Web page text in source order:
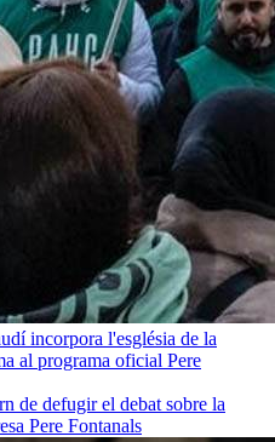
incorpora l'església de la
al programa oficial Pere
de defugir el debat sobre la
Pere Fontanals